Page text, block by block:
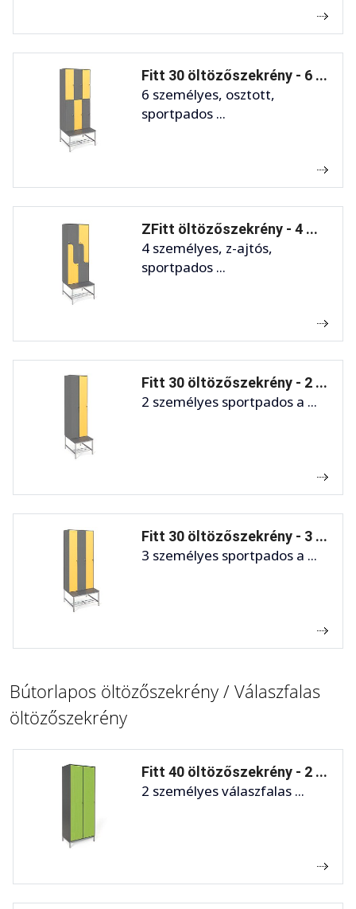
Fitt 30 öltözőszekrény - 6 ...
6 személyes, osztott,
sportpados ...
ZFitt öltözőszekrény - 4 ...
4 személyes, z-ajtós,
sportpados ...
Fitt 30 öltözőszekrény - 2 ...
2 személyes sportpados a ...
Fitt 30 öltözőszekrény - 3 ...
3 személyes sportpados a ...
Bútorlapos öltözőszekrény / Válaszfalas
öltözőszekrény
Fitt 40 öltözőszekrény - 2 ...
2 személyes válaszfalas ...